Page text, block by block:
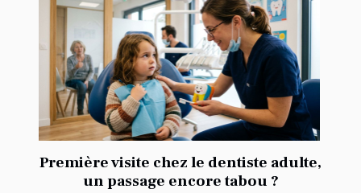
Première visite chez le dentiste adulte,
un passage encore tabou ?